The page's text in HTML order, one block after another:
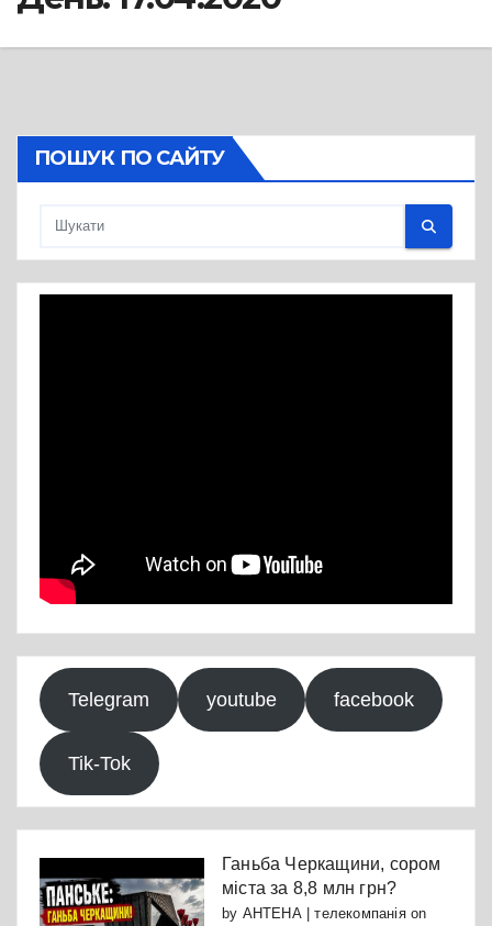
ПОШУК ПО САЙТУ
Telegram youtube facebook
Tik-Tok
Ганьба Черкащини, сором
міста за 8,8 млн грн?
by АНТЕНА | телекомпаніяon